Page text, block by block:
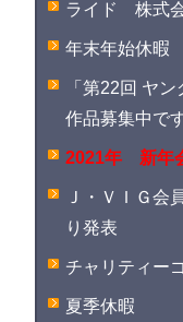
ライド 株式
年末年始休暇
「第22回 ヤ
作品募集中で
2021年 新年
Ｊ・ＶＩＧ会
り発表
チャリティー
夏季休暇